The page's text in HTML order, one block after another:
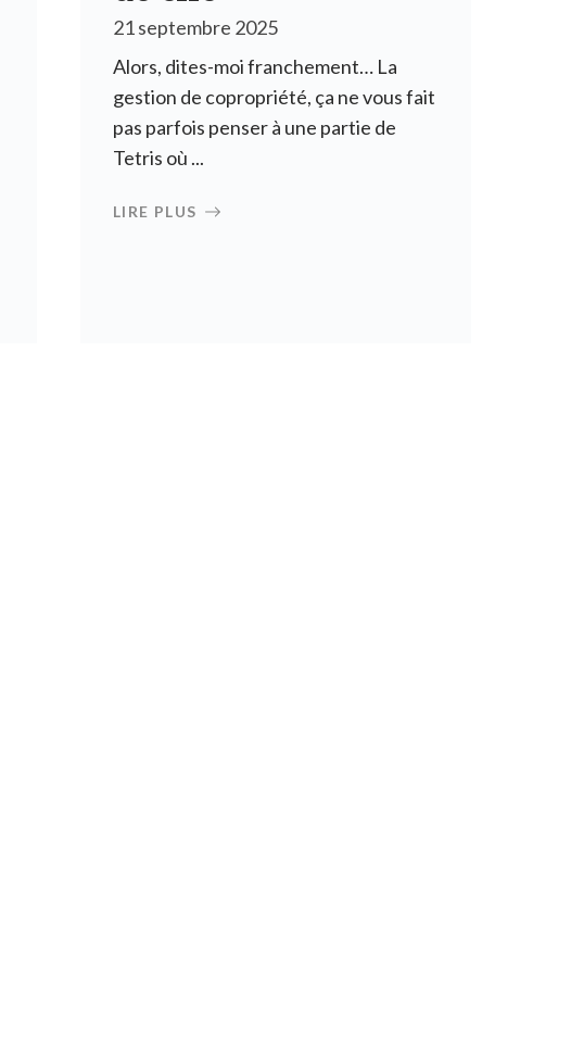
21 septembre 2025
Alors, dites-moi franchement… La
gestion de copropriété, ça ne vous fait
pas parfois penser à une partie de
Tetris où ...
LIRE PLUS